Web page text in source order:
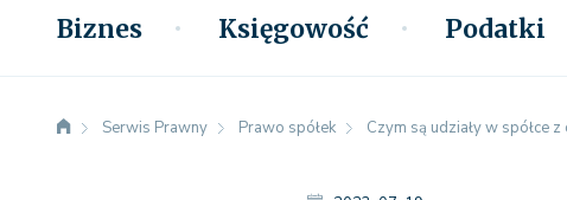
Biznes Księgowość Podatki
Serwis Prawny Prawo spółek Czym są udziały w spółce